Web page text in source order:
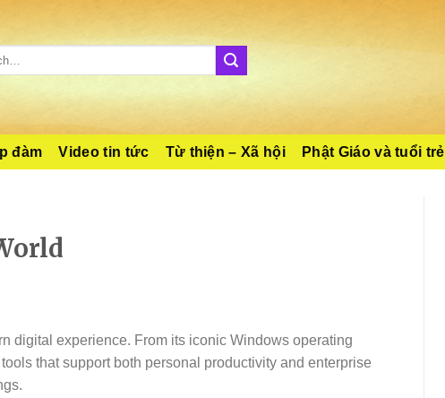
đàm Video tin tức Từ thiện – Xã hội Phật Giáo và tuổi trẻ
digital experience. From its iconic Windows operating
that support both personal productivity and enterprise